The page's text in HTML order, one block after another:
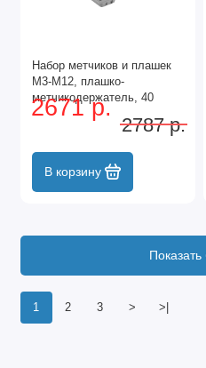
Набор метчиков и плашек
М3-М12, плашко-
метчикодержатель, 40
предметов, пластиковый
2671 р.
2787 р.
В корзину
1 2 3 > >|